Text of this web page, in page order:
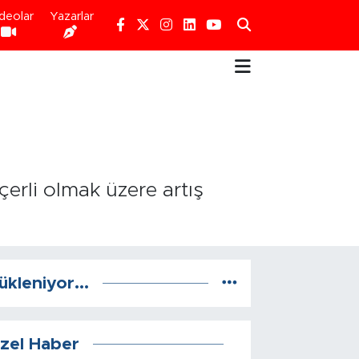
Yazarlar
olmak üzere artış
Haber